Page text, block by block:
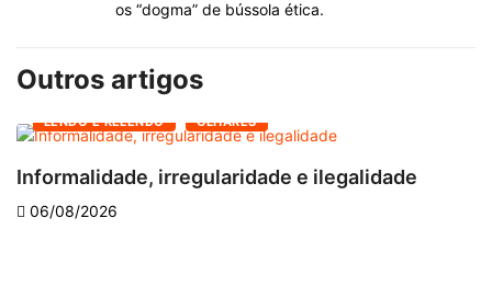
os “dogma” de bússola ética.
Outros artigos
LENDO E RELENDO OLHARES
Informalidade, irregularidade e ilegalidade
06/08/2026